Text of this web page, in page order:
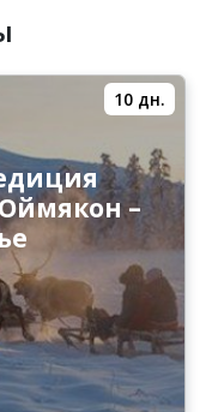
10 дн.
–